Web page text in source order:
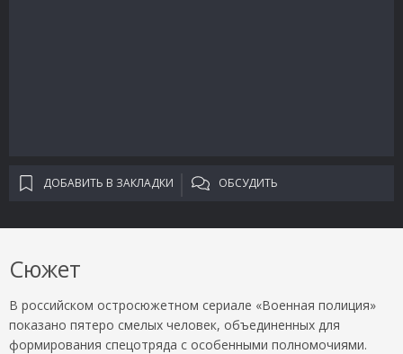
ДОБАВИТЬ В ЗАКЛАДКИ ОБСУДИТЬ
Сюжет
В российском остросюжетном сериале «Военная полиция»
показано пятеро смелых человек, объединенных для
формирования спецотряда с особенными полномочиями.